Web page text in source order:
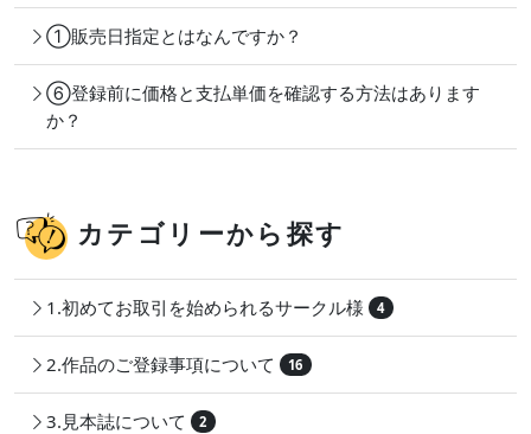
①販売日指定とはなんですか？
⑥登録前に価格と支払単価を確認する方法はあります
か？
カテゴリーから探す
1.初めてお取引を始められるサークル様 4
2.作品のご登録事項について 16
3.見本誌について 2